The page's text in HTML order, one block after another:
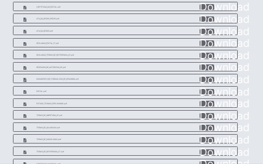
1_RETIFICAO_AO_EDITAL.pdf Download
ATA_DA_SESSO_PREGO.pdf Download
ATA_DA_SESSO.pdf Download
DECLARAO_EDITAL_17.pdf Download
DECLARAO_TERMO_DE_REFERENCIA_20.pdf Download
DESPACHO_DE_AUTORIZAO_26.pdf Download
DOCUMENTO_DE_FORMALIZAO_DE_DEMANDA.pdf Download
EDITAL.pdf Download
ESTUDO_TECNICO_PRELIMINAR.pdf Download
TERMO_DE_ABERTURA_25.pdf Download
TERMO_DE_ADJUDICAO.pdf Download
TERMO_DE_HOMOLOGAO.pdf Download
TERMO_DE_REFERENCIA_27.pdf Download